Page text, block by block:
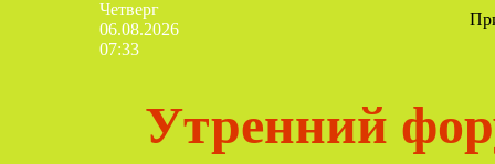
Четверг
06.08.2026
07:33
Утренний